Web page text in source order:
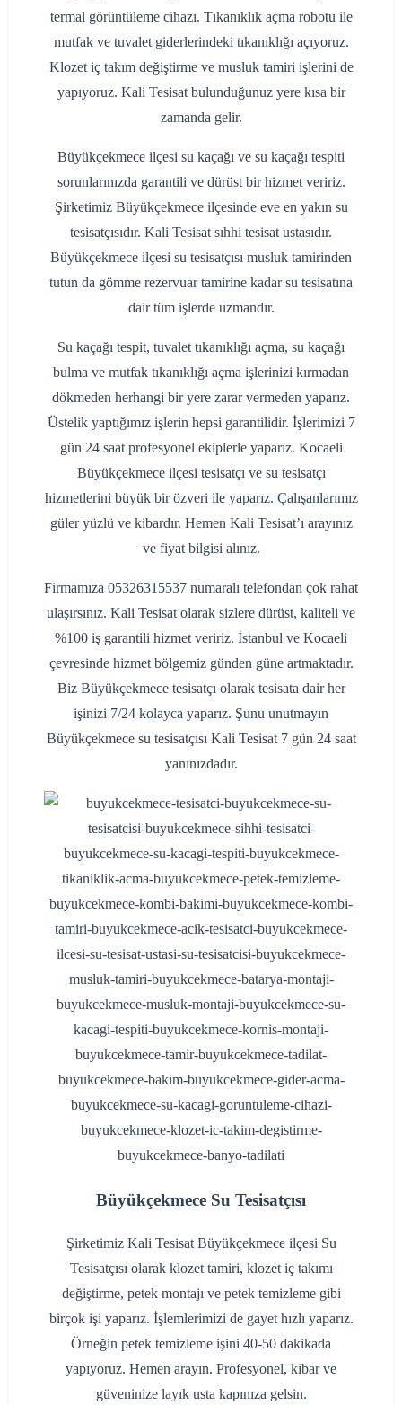
termal görüntüleme cihazı. Tıkanıklık açma robotu ile
mutfak ve tuvalet giderlerindeki tıkanıklığı açıyoruz.
Klozet iç takım değiştirme ve musluk tamiri işlerini de
yapıyoruz. Kali Tesisat bulunduğunuz yere kısa bir
zamanda gelir.
Büyükçekmece ilçesi su kaçağı ve su kaçağı tespiti
sorunlarınızda garantili ve dürüst bir hizmet veririz.
Şirketimiz Büyükçekmece ilçesinde eve en yakın su
tesisatçısıdır. Kali Tesisat sıhhi tesisat ustasıdır.
Büyükçekmece ilçesi su tesisatçısı musluk tamirinden
tutun da gömme rezervuar tamirine kadar su tesisatına
dair tüm işlerde uzmandır.
Su kaçağı tespit, tuvalet tıkanıklığı açma, su kaçağı
bulma ve mutfak tıkanıklığı açma işlerinizi kırmadan
dökmeden herhangi bir yere zarar vermeden yaparız.
Üstelik yaptığımız işlerin hepsi garantilidir. İşlerimizi 7
gün 24 saat profesyonel ekiplerle yaparız. Kocaeli
Büyükçekmece ilçesi tesisatçı ve su tesisatçı
hizmetlerini büyük bir özveri ile yaparız. Çalışanlarımız
güler yüzlü ve kibardır. Hemen Kali Tesisat’ı arayınız
ve fiyat bilgisi alınız.
Firmamıza 05326315537 numaralı telefondan çok rahat
ulaşırsınız. Kali Tesisat olarak sizlere dürüst, kaliteli ve
%100 iş garantili hizmet veririz. İstanbul ve Kocaeli
çevresinde hizmet bölgemiz günden güne artmaktadır.
Biz Büyükçekmece tesisatçı olarak tesisata dair her
işinizi 7/24 kolayca yaparız. Şunu unutmayın
Büyükçekmece su tesisatçısı Kali Tesisat 7 gün 24 saat
yanınızdadır.
Büyükçekmece Su Tesisatçısı
Şirketimiz Kali Tesisat Büyükçekmece ilçesi Su
Tesisatçısı olarak klozet tamiri, klozet iç takımı
değiştirme, petek montajı ve petek temizleme gibi
birçok işi yaparız. İşlemlerimizi de gayet hızlı yaparız.
Örneğin petek temizleme işini 40-50 dakikada
yapıyoruz. Hemen arayın. Profesyonel, kibar ve
güveninize layık usta kapınıza gelsin.